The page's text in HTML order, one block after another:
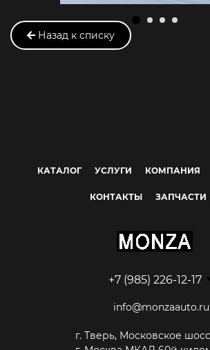
Назад к списку
КАТАЛОГ УСЛУГИ КОМПАНИЯ
КОНТАКТЫ ЗАПЧАСТИ
+7 (985) 226-12-17
info@monzaauto.ru
г. Тверь, Московское